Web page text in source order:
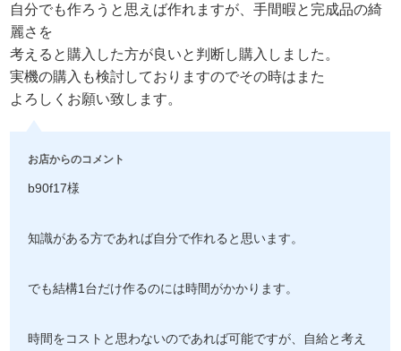
自分でも作ろうと思えば作れますが、手間暇と完成品の綺
麗さを
考えると購入した方が良いと判断し購入しました。
実機の購入も検討しておりますのでその時はまた
よろしくお願い致します。
お店からのコメント
b90f17様
知識がある方であれば自分で作れると思います。
でも結構1台だけ作るのには時間がかかります。
時間をコストと思わないのであれば可能ですが、自給と考え